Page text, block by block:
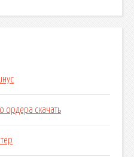
ордера скачать